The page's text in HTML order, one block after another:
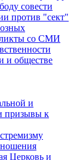
совести
против "сект"
со СМИ
и обществе
и
призывы к
Церковь и